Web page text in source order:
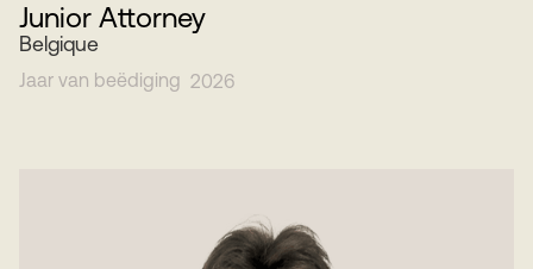
Junior Attorney
Belgique
Jaar van beëdiging 2026